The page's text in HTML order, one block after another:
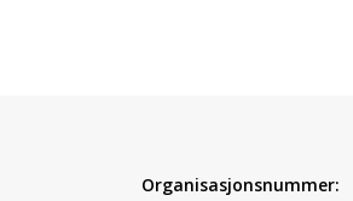
Organisasjonsnummer: